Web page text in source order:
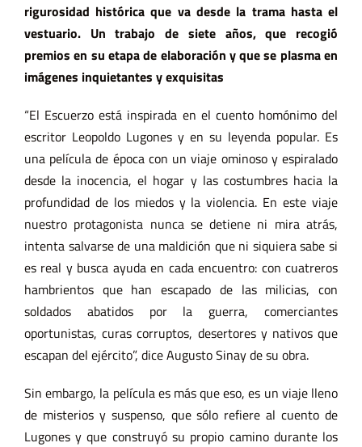
rigurosidad histórica que va desde la trama hasta el
vestuario. Un trabajo de siete años, que recogió
premios en su etapa de elaboración y que se plasma en
imágenes inquietantes y exquisitas
“El Escuerzo está inspirada en el cuento homónimo del
escritor Leopoldo Lugones y en su leyenda popular. Es
una película de época con un viaje ominoso y espiralado
desde la inocencia, el hogar y las costumbres hacia la
profundidad de los miedos y la violencia. En este viaje
nuestro protagonista nunca se detiene ni mira atrás,
intenta salvarse de una maldición que ni siquiera sabe si
es real y busca ayuda en cada encuentro: con cuatreros
hambrientos que han escapado de las milicias, con
soldados abatidos por la guerra, comerciantes
oportunistas, curas corruptos, desertores y nativos que
escapan del ejército”, dice Augusto Sinay de su obra.
Sin embargo, la película es más que eso, es un viaje lleno
de misterios y suspenso, que sólo refiere al cuento de
Lugones y que construyó su propio camino durante los